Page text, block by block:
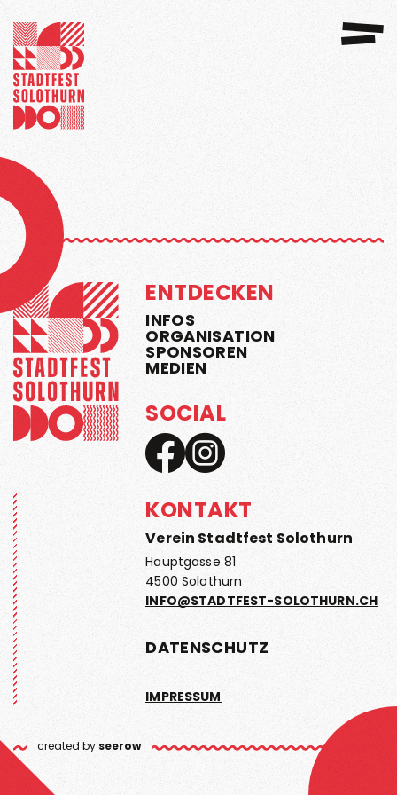
ENTDECKEN
INFOS
ORGANISATION
SPONSOREN
MEDIEN
SOCIAL
KONTAKT
Verein Stadtfest Solothurn
Hauptgasse 81
4500 Solothurn
INFO@STADTFEST-SOLOTHURN.CH
DATENSCHUTZ
IMPRESSUM
created by seerow